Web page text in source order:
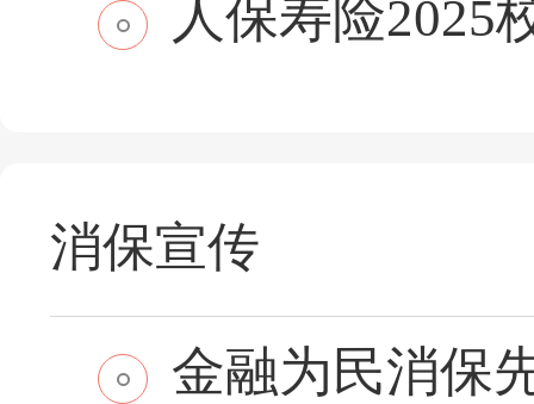
人保寿险2025
消保宣传
金融为民消保